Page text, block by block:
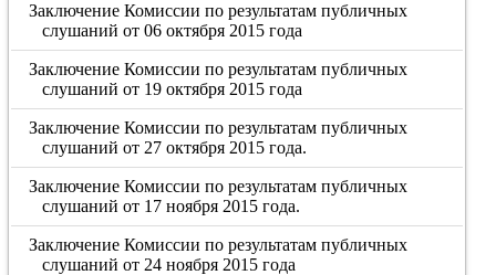
Заключение Комиссии по результатам публичных
слушаний от 06 октября 2015 года
Заключение Комиссии по результатам публичных
слушаний от 19 октября 2015 года
Заключение Комиссии по результатам публичных
слушаний от 27 октября 2015 года.
Заключение Комиссии по результатам публичных
слушаний от 17 ноября 2015 года.
Заключение Комиссии по результатам публичных
слушаний от 24 ноября 2015 года